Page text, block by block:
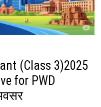
(Class 3)2025
for PWD